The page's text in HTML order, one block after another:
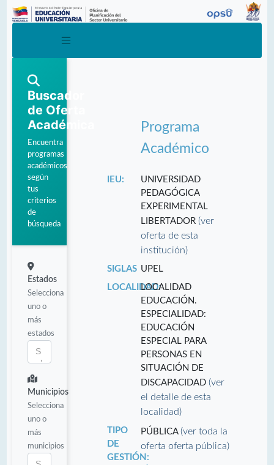
Buscador
de Oferta
Académica
Encuentra
programas
académicos
según
tus
criterios
de
búsqueda
Estados
Selecciona
uno o
más
estados
Municipios
Selecciona
uno o
más
municipios
Programa
Académico
IEU:
UNIVERSIDAD
PEDAGÓGICA
EXPERIMENTAL
LIBERTADOR(ver
oferta de esta
institución)
SIGLAS UPEL
LOCALIDAD:LOCALIDAD
EDUCACIÓN.
ESPECIALIDAD:
EDUCACIÓN
ESPECIAL PARA
PERSONAS EN
SITUACIÓN DE
DISCAPACIDAD(ver
el detalle de esta
localidad)
TIPO
DE
GESTIÓN:
PÚBLICA(ver toda la
oferta oferta pública)